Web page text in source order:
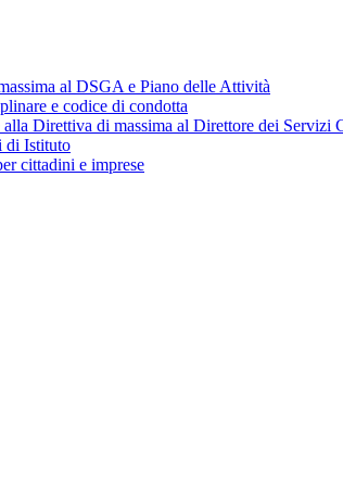
al DSGA e Piano delle Attività
e codice di condotta
alla Direttiva di massima al Direttore dei Servizi
di Istituto
cittadini e imprese